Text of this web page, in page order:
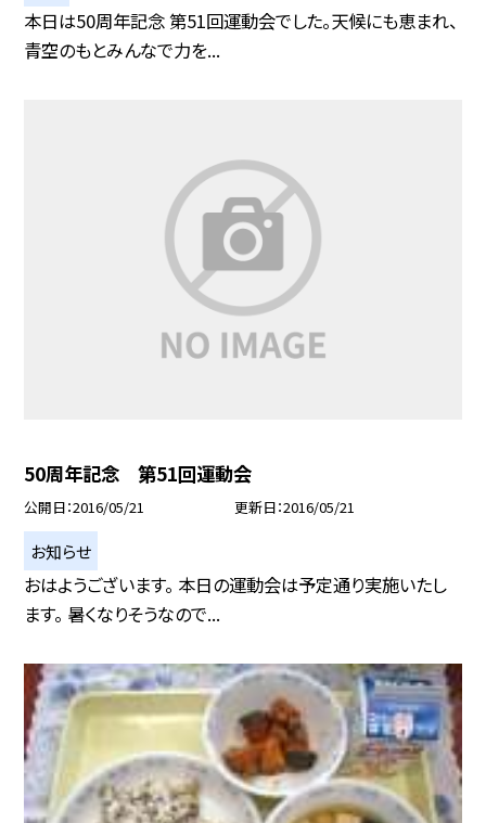
本日は50周年記念 第51回運動会でした。天候にも恵まれ、
青空のもとみんなで力を...
50周年記念 第51回運動会
公開日 2016/05/21 更新日 2016/05/21
お知らせ
おはようございます。 本日の運動会は予定通り実施いたし
ます。 暑くなりそうなので...